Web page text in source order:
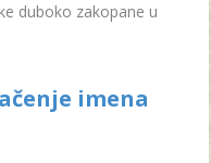
duboko zakopane u
imena